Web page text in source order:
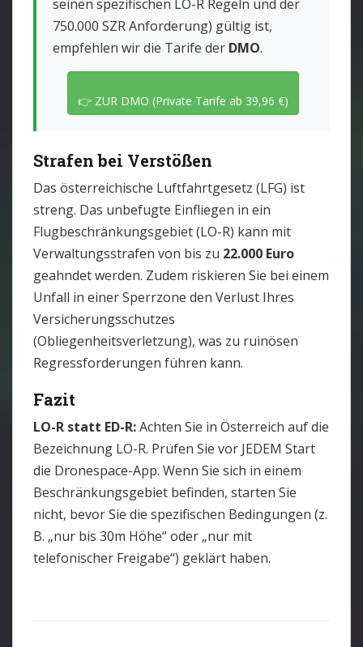
seinen spezifischen LO-R Regeln und der
750.000 SZR Anforderung) gültig ist,
empfehlen wir die Tarife der DMO.
👉 ZUR DMO (Private Tarife ab 39,96 €)
Strafen bei Verstößen
Das österreichische Luftfahrtgesetz (LFG) ist
streng. Das unbefugte Einfliegen in ein
Flugbeschränkungsgebiet (LO-R) kann mit
Verwaltungsstrafen von bis zu 22.000 Euro
geahndet werden. Zudem riskieren Sie bei einem
Unfall in einer Sperrzone den Verlust Ihres
Versicherungsschutzes
(Obliegenheitsverletzung), was zu ruinösen
Regressforderungen führen kann.
Fazit
LO-R statt ED-R:Achten Sie in Österreich auf die
Bezeichnung LO-R. Prüfen Sie vor JEDEM Start
die Dronespace-App. Wenn Sie sich in einem
Beschränkungsgebiet befinden, starten Sie
nicht, bevor Sie die spezifischen Bedingungen (z.
B. „nur bis 30m Höhe“ oder „nur mit
telefonischer Freigabe“) geklärt haben.